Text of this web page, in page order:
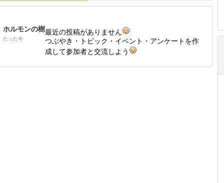
ホルモンの樹
たった今
最近の投稿がありません
つぶやき・トピック・イベント・アンケートを作
成して参加者と交流しよう